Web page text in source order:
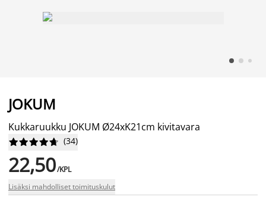
JOKUM
Kukkaruukku JOKUM Ø24xK21cm kivitavara





 (34)
22,50/KPL
Lisäksi mahdolliset toimituskulut